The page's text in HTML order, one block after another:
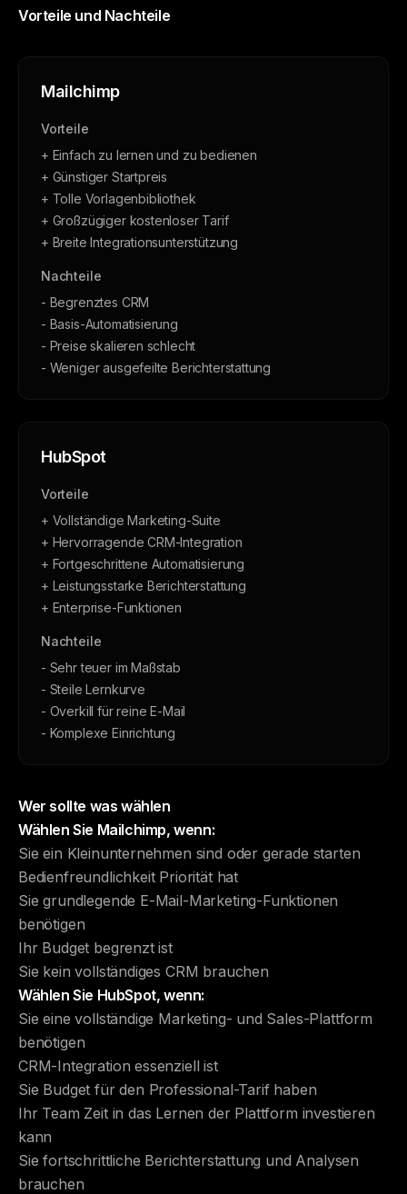
Vorteile und Nachteile
Mailchimp
Vorteile
+ Einfach zu lernen und zu bedienen
+ Günstiger Startpreis
+ Tolle Vorlagenbibliothek
+ Großzügiger kostenloser Tarif
+ Breite Integrationsunterstützung
Nachteile
- Begrenztes CRM
- Basis-Automatisierung
- Preise skalieren schlecht
- Weniger ausgefeilte Berichterstattung
HubSpot
Vorteile
+ Vollständige Marketing-Suite
+ Hervorragende CRM-Integration
+ Fortgeschrittene Automatisierung
+ Leistungsstarke Berichterstattung
+ Enterprise-Funktionen
Nachteile
- Sehr teuer im Maßstab
- Steile Lernkurve
- Overkill für reine E-Mail
- Komplexe Einrichtung
Wer sollte was wählen
Wählen Sie Mailchimp, wenn:
Sie ein Kleinunternehmen sind oder gerade starten
Bedienfreundlichkeit Priorität hat
Sie grundlegende E-Mail-Marketing-Funktionen
benötigen
Ihr Budget begrenzt ist
Sie kein vollständiges CRM brauchen
Wählen Sie HubSpot, wenn:
Sie eine vollständige Marketing- und Sales-Plattform
benötigen
CRM-Integration essenziell ist
Sie Budget für den Professional-Tarif haben
Ihr Team Zeit in das Lernen der Plattform investieren
kann
Sie fortschrittliche Berichterstattung und Analysen
brauchen